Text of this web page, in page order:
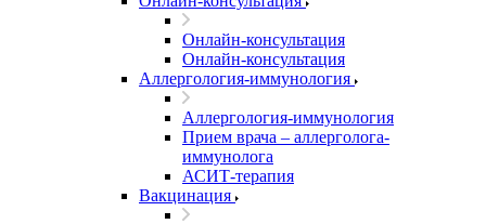
Онлайн-консультация
Онлайн-консультация
Аллергология-иммунология
Аллергология-иммунология
Прием врача – аллерголога-
иммунолога
АСИТ-терапия
Вакцинация